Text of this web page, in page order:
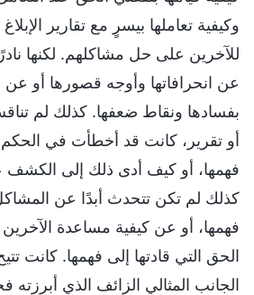
وكيفية تعاملها بيسرٍ مع تقارير
للآخرين على حل مشاكلهم. لكنها
عن انحرافاتها وأوجه قصورها أو عن
بفسادها ونقاط ضعفها. كذلك لم
أو تقرير، كانت قد أخطأت في
فهمها، أو كيف أدى ذلك إلى
كذلك لم تكن تتحدث أبدًا عن
فهمها، أو عن كيفية مساعدة
الحق التي قادتها إلى فهمها. كانت
الجانب المثالي الزائف الذي